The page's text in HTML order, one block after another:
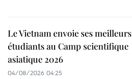
Le Vietnam envoie ses meilleurs
étudiants au Camp scientifique
asiatique 2026
04/08/2026 04:25